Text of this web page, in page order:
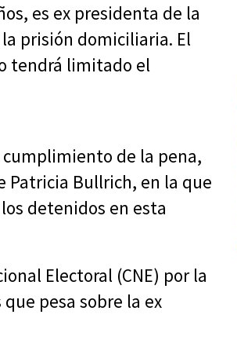
es ex presidenta de la
prisión domiciliaria. El
tendrá limitado el
de la pena,
Patricia Bullrich, en la que
detenidos en esta
Electoral (CNE) por la
pesa sobre la ex